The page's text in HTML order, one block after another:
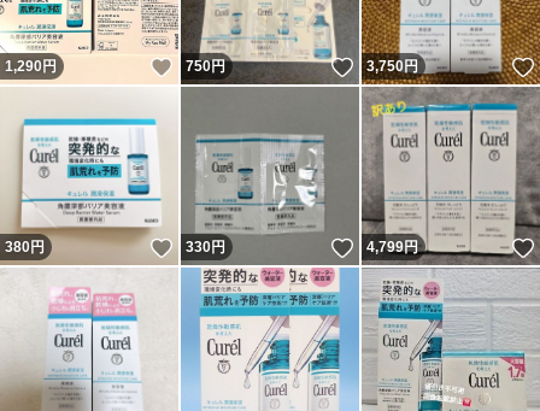
1,290円 いいね！
750円 いいね！
3,750円
380円 いいね！
330円 いいね！
4,799円